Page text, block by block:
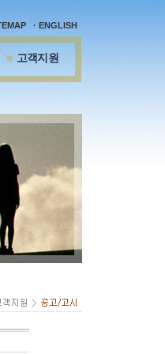
· ENGLISH
고객지원